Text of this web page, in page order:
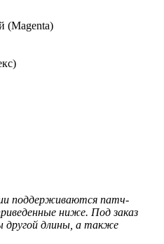
(Magenta)
поддерживаются патч-
ниже. Под заказ
длины, а также